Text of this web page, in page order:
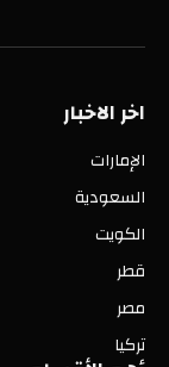
اخر الاخبار
الإمارات
السعودية
الكويت
قطر
مصر
تركيا